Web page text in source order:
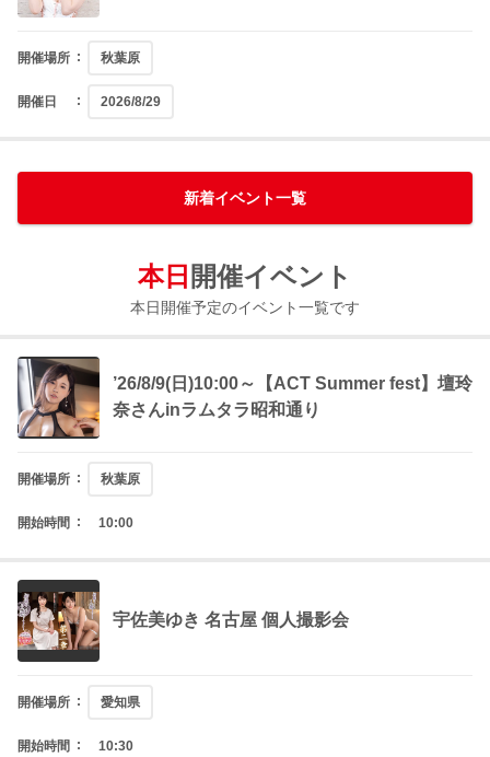
開催場所 秋葉原
開催日 2026/8/29
新着イベント一覧
本日 開催イベント
本日開催予定のイベント一覧です
’26/8/9(日)10:00～【ACT Summer fest】壇玲
奈さんinラムタラ昭和通り
開催場所 秋葉原
開始時間 10:00
宇佐美ゆき 名古屋 個人撮影会
開催場所 愛知県
開始時間 10:30